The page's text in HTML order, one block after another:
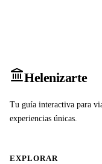
Helenizarte
Tu guía interactiva para
experiencias únicas.
EXPLORAR